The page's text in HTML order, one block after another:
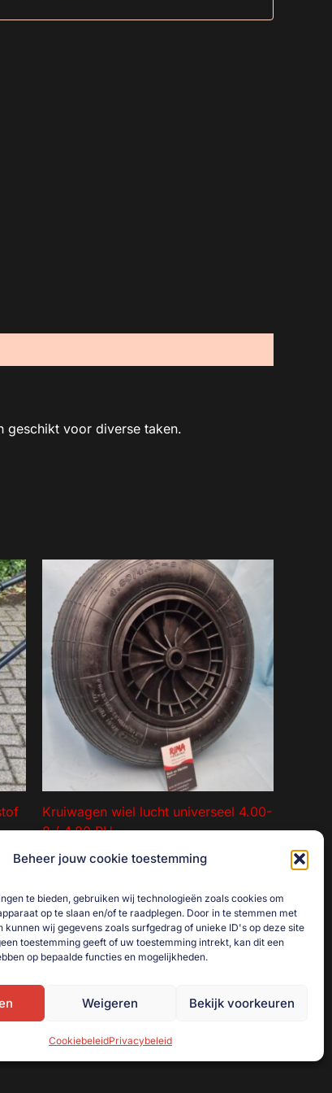
Beheer jouw cookie toestemming
te bieden, gebruiken wij technologieën zoals cookies om
op te slaan en/of te raadplegen. Door in te stemmen met
kunnen wij gegevens zoals surfgedrag of unieke ID's op deze site
toestemming geeft of uw toestemming intrekt, kan dit een
op bepaalde functies en mogelijkheden.
Weigeren Bekijk voorkeuren
CookiebeleidPrivacybeleid
geschikt voor diverse taken.
Kruiwagen wiel lucht universeel 4.00-
8 / 4,80 PU.
€17,50
Toevoegen aan winkelwagen